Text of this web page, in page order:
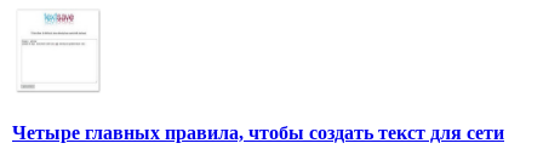
Четыре главных правила, чтобы создать текст для сети